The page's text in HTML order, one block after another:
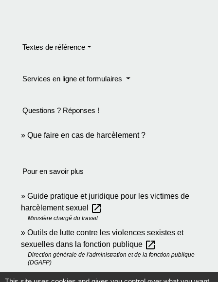
Textes de référence
Services en ligne et formulaires
Questions ? Réponses !
Que faire en cas de harcèlement ?
Pour en savoir plus
Guide pratique et juridique pour les victimes de
harcèlement sexuel
open_in_new
Ministère chargé du travail
Outils de lutte contre les violences sexistes et
sexuelles dans la fonction publique open_in_new
Direction générale de l'administration et de la fonction publique
(DGAFP)
Services d’aide aux victimes open_in_new